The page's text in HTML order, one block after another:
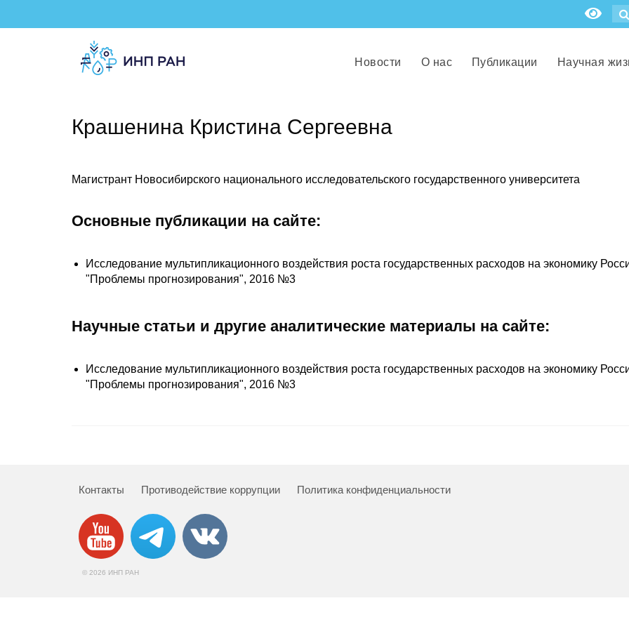
Новости О нас Публикации Научная
Крашенина Кристина Сергеевна
Магистрант Новосибирского национального исследовательского государственного университета
Основные публикации на сайте:
Исследование мультипликационного воздействия роста государственных расходов на экономику
"Проблемы прогнозирования", 2016 №3
Научные статьи и другие аналитические материалы на сайте:
Исследование мультипликационного воздействия роста государственных расходов на экономику
"Проблемы прогнозирования", 2016 №3
Контакты Противодействие коррупции Политика конфиденциальности
© 2026 ИНП РАН